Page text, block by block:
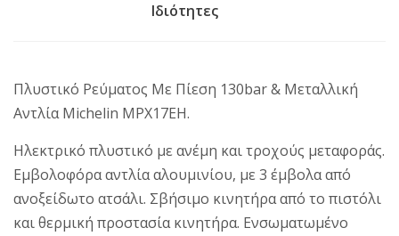
Ιδιότητες
Πλυστικό Ρεύματος Mε Πίεση 130bar & Μεταλλική
Αντλία Michelin MPX17EH.
Ηλεκτρικό πλυστικό με ανέμη και τροχούς μεταφοράς.
Εμβολοφόρα αντλία αλουμινίου, με 3 έμβολα από
ανοξείδωτο ατσάλι. Σβήσιμο κινητήρα από το πιστόλι
και θερμική προστασία κινητήρα. Ενσωματωμένο